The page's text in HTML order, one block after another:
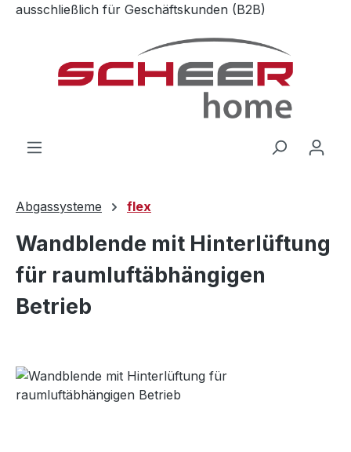
Zum Hauptinhalt springen
ausschließlich für Geschäftskunden (B2B)
Abgassysteme flex
Wandblende mit Hinterlüftung
für raumluftäbhängigen
Betrieb
Bildergalerie überspringen